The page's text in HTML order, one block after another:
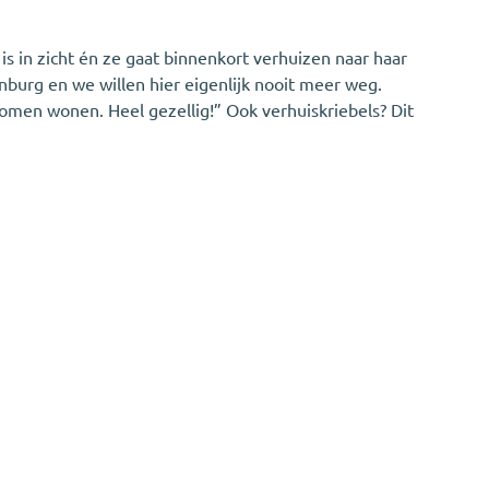
in zicht én ze gaat binnenkort verhuizen naar haar
en we willen hier eigenlijk nooit meer weg.
wonen. Heel gezellig!” Ook verhuiskriebels? Dit